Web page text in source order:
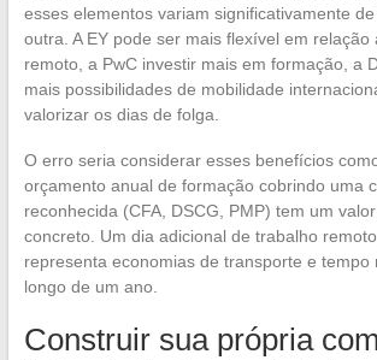
esses elementos variam significativamente
outra. A EY pode ser mais flexível em relação
remoto, a PwC investir mais em formação, a
mais possibilidades de mobilidade
valorizar os dias de folga.
O erro seria considerar esses benefícios
orçamento anual de formação cobrindo uma
reconhecida (CFA, DSCG, PMP) tem um
concreto. Um dia adicional de trabalho
representa economias de transporte e tempo
longo de um ano.
Construir sua própria